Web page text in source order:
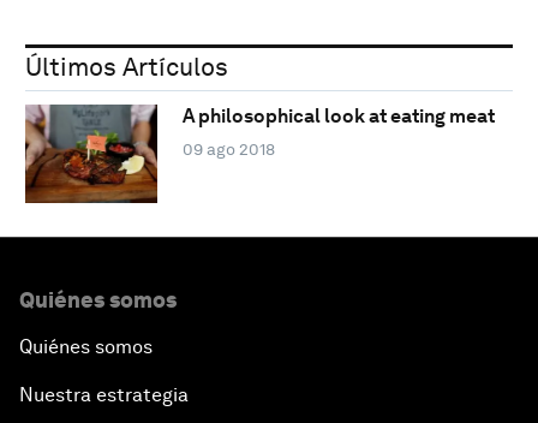
Últimos Artículos
A philosophical look at eating meat
09 ago 2018
Quiénes somos
Quiénes somos
Nuestra estrategia